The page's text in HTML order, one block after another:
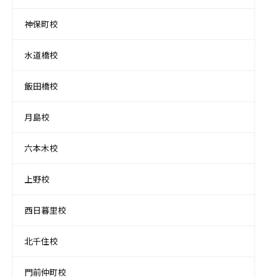
神保町校
水道橋校
飯田橋校
月島校
六本木校
上野校
西日暮里校
北千住校
門前仲町校